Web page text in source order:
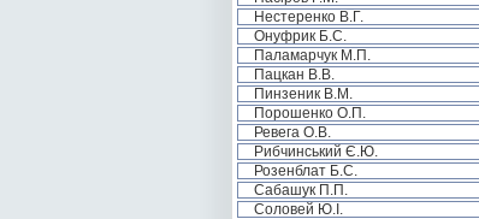
Нестеренко В.Г.
Онуфрик Б.С.
Паламарчук М.П.
Пацкан В.В.
Пинзеник В.М.
Порошенко О.П.
Ревега О.В.
Рибчинський Є.Ю.
Розенблат Б.С.
Сабашук П.П.
Соловей Ю.І.